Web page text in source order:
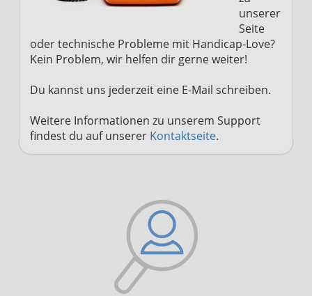
Messung der Werbeleistung
Messung der Performance von Inhalten
oder Kombinationen von Daten aus
verschiedenen Quellen
Verwendung reduzierter Daten zur Auswahl
Verwendung genauer Standortdaten
Geräte anhand von aktiv angeforderten
unserer
Seite
oder technische Probleme mit Handicap-Love?
Kein Problem, wir helfen dir gerne weiter!
Du kannst uns jederzeit eine E-Mail schreiben.
Weitere Informationen zu unserem Support
findest du auf unserer Kontaktseite.